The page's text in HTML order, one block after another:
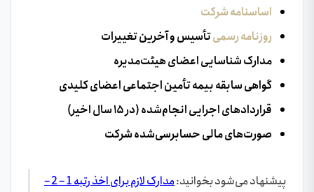
اساسنامه شرکت
روزنامه رسمیتأسیس و آخرین تغییرات
مدارک شناسایی اعضای هیئت‌مدیره
گواهی سابقه بیمه تأمین اجتماعی اعضای کلیدی
قراردادهای اجرایی انجام‌شده (در ۱۵ سال اخیر)
صورت‌های مالی حسابرسی‌شده شرکت
پیشنهاد می‌شود بخوانید:
مدارک لازم برای اخذ رتبه 1 – 2 –